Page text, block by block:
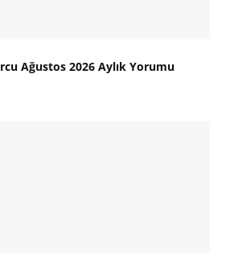
Ağustos 2026 Aylık Yorumu